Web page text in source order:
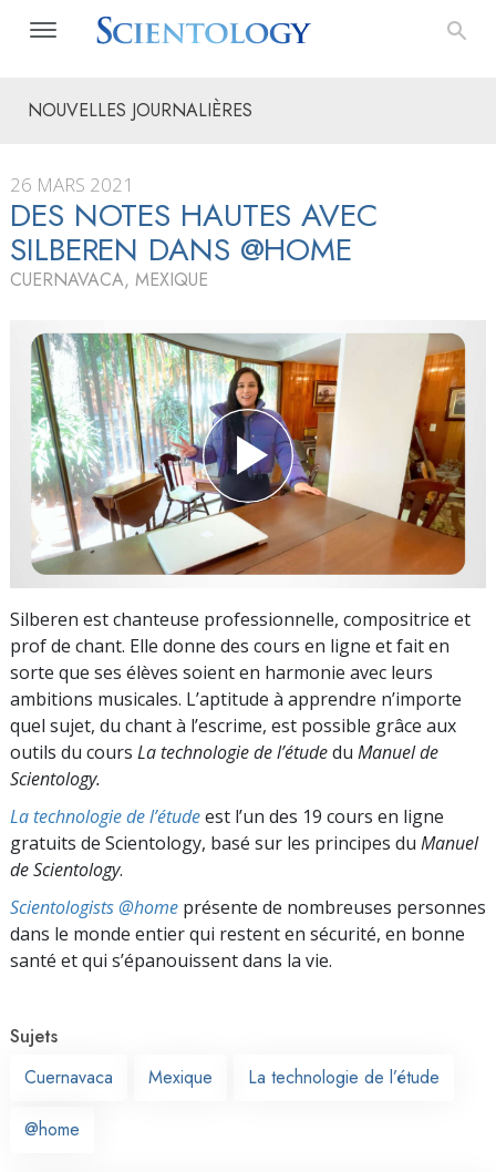
NOUVELLES JOURNALIÈRES
26 MARS 2021
DES NOTES HAUTES AVEC
SILBEREN DANS @HOME
CUERNAVACA, MEXIQUE
Silberen est chanteuse professionnelle, compositrice et
prof de chant. Elle donne des cours en ligne et fait en
sorte que ses élèves soient en harmonie avec leurs
ambitions musicales. L’aptitude à apprendre n’importe
quel sujet, du chant à l’escrime, est possible grâce aux
outils du cours La technologie de l’étudedu Manuel de
Scientology.
La technologie de l’étudeest l’un des 19 cours en ligne
gratuits de Scientology, basé sur les principes du Manuel
de Scientology.
Scientologists @home présente de nombreuses personnes
dans le monde entier qui restent en sécurité, en bonne
santé et qui s’épanouissent dans la vie.
Sujets
Cuernavaca
Mexique La technologie de l’étude
@home